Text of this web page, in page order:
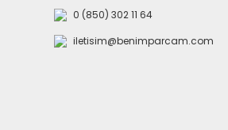
0 (850) 302 11 64
iletisim@benimparcam.com